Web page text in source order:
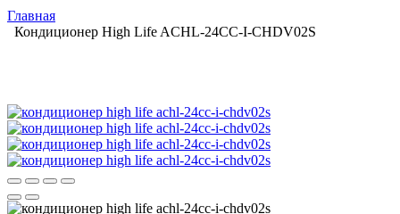
Главная
Кондиционер High Life ACHL-24CC-I-CHDV02S